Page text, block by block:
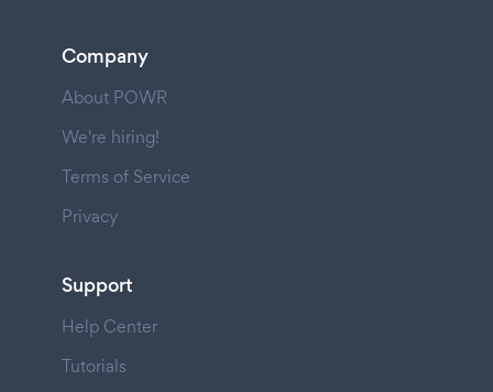
Company
About POWR
We're hiring!
Terms of Service
Privacy
Support
Help Center
Tutorials